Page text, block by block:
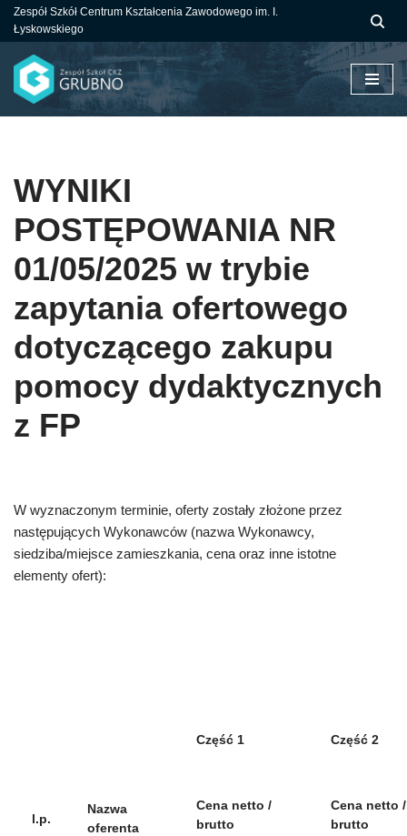
do
treści
Zespół Szkół Centrum Kształcenia Zawodowego im. I.
Łyskowskiego
WYNIKI
POSTĘPOWANIA NR
01/05/2025 w trybie
zapytania ofertowego
dotyczącego zakupu
pomocy dydaktycznych
z FP
W wyznaczonym terminie, oferty zostały złożone przez
następujących Wykonawców (nazwa Wykonawcy,
siedziba/miejsce zamieszkania, cena oraz inne istotne
elementy ofert):
l.p.
Nazwa
oferenta
Część 1
Cena netto /
brutto
Część 2
Cena netto /
brutto